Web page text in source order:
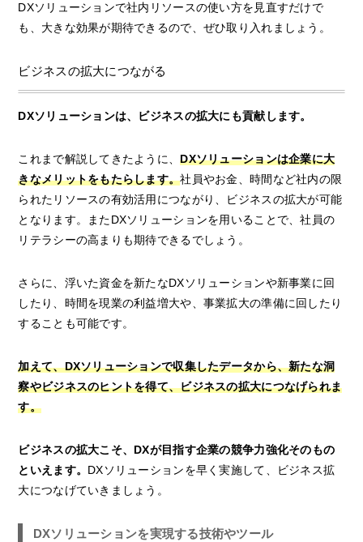
DXソリューションで社内リソースの使い方を見直すだけで
も、大きな効果が期待できるので、ぜひ取り入れましょう。
ビジネスの拡大につながる
DXソリューションは、ビジネスの拡大にも貢献します。
これまで解説してきたように、DXソリューションは企業に大
きなメリットをもたらします。社員やお金、時間など社内の限
られたリソースの有効活用につながり、ビジネスの拡大が可能
となります。またDXソリューションを用いることで、社員の
リテラシーの高まりも期待できるでしょう。
さらに、浮いた資金を新たなDXソリューションや新事業に回
したり、時間を現業の利益増大や、事業拡大の準備に回したり
することも可能です。
加えて、DXソリューションで収集したデータから、新たな洞
察やビジネスのヒントを得て、ビジネスの拡大につなげられま
す。
ビジネスの拡大こそ、DXが目指す企業の競争力強化そのもの
といえます。 DXソリューションを早く実施して、ビジネス拡
大につなげていきましょう。
DXソリューションを実現する技術やツール